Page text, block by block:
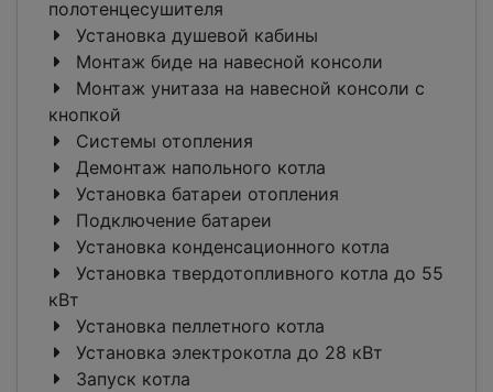
полотенцесушителя
Установка душевой кабины
Монтаж биде на навесной консоли
Монтаж унитаза на навесной консоли с
кнопкой
Системы отопления
Демонтаж напольного котла
Установка батареи отопления
Подключение батареи
Установка конденсационного котла
Установка твердотопливного котла до 55
кВт
Установка пеллетного котла
Установка электрокотла до 28 кВт
Запуск котла